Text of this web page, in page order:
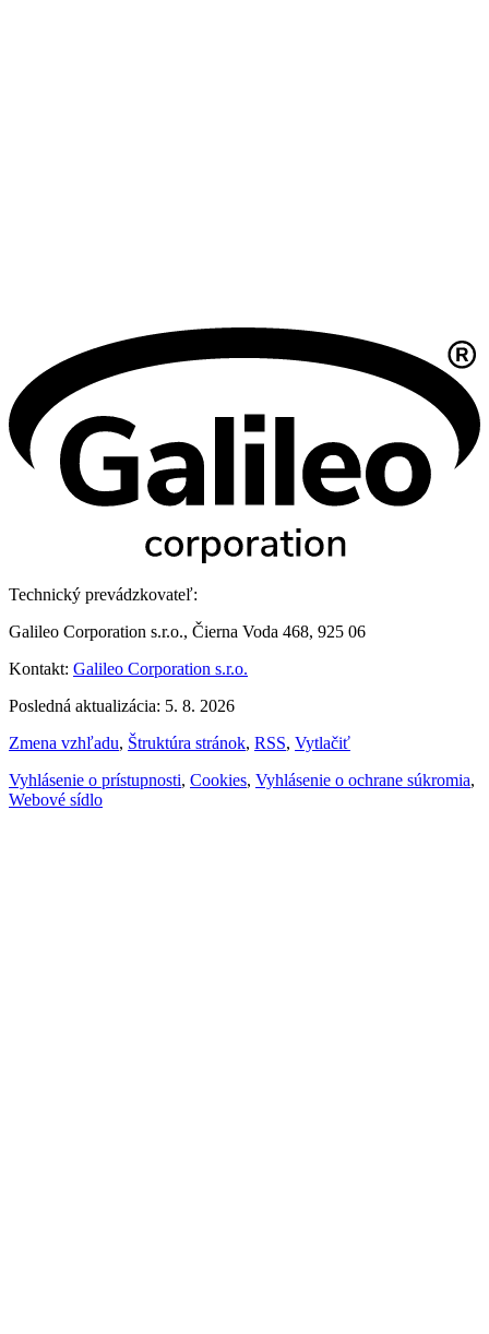
Technický prevádzkovateľ:
Galileo Corporation s.r.o., Čierna Voda 468, 925 06
Kontakt: Galileo Corporation s.r.o.
Posledná aktualizácia: 5. 8. 2026
Zmena vzhľadu, Štruktúra stránok, RSS, Vytlačiť
Vyhlásenie o prístupnosti, Cookies, Vyhlásenie o ochrane súkromia,
Webové sídlo